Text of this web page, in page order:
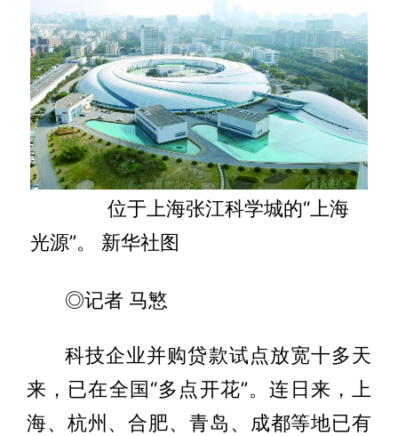
位于上海张江科学城的“上海
光源”。 新华社图
◎记者 马慜
科技企业并购贷款试点放宽十多天
来，已在全国“多点开花”。连日来，上
海、杭州、合肥、青岛、成都等地已有